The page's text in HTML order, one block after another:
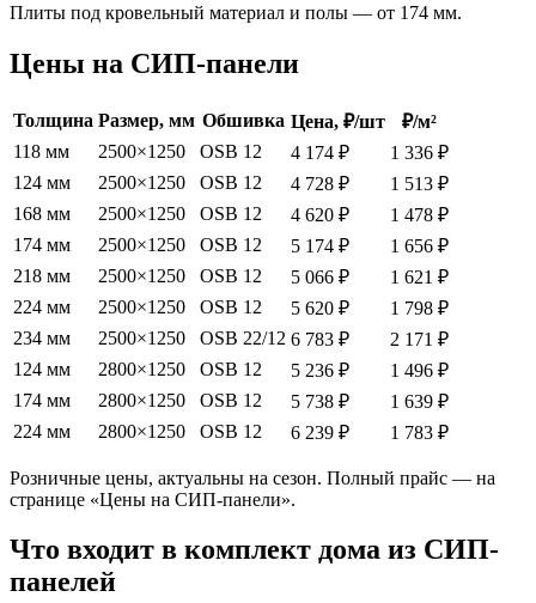
Плиты под кровельный материал и полы — от 174 мм.
Цены на СИП-панели
Толщина Размер, мм Обшивка Цена, ₽/шт
₽/м²
118 мм
2500×1250 OSB 12 4 174 ₽
1 336 ₽
124 мм
2500×1250 OSB 12 4 728 ₽
1 513 ₽
168 мм
2500×1250 OSB 12 4 620 ₽
1 478 ₽
174 мм
2500×1250 OSB 12 5 174 ₽
1 656 ₽
218 мм
2500×1250 OSB 12 5 066 ₽
1 621 ₽
224 мм
2500×1250 OSB 12 5 620 ₽
1 798 ₽
234 мм
2500×1250 OSB 22/12 6 783 ₽
2 171 ₽
124 мм
2800×1250 OSB 12 5 236 ₽
1 496 ₽
174 мм
2800×1250 OSB 12 5 738 ₽
1 639 ₽
224 мм
2800×1250 OSB 12 6 239 ₽ 1 783 ₽
Розничные цены, актуальны на сезон. Полный прайс — на
странице «Цены на СИП-панели».
Что входит в комплект дома из СИП-
панелей